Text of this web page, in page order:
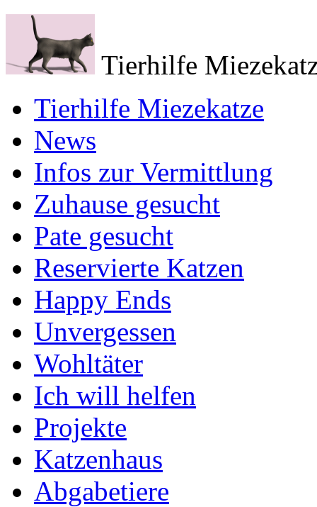
Tierhilfe
Tierhilfe Miezekatze
News
Infos zur Vermittlung
Zuhause gesucht
Pate gesucht
Reservierte Katzen
Happy Ends
Unvergessen
Wohltäter
Ich will helfen
Projekte
Katzenhaus
Abgabetiere